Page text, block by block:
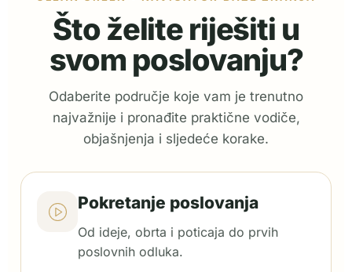
Što želite riješiti u
svom poslovanju?
Odaberite područje koje vam je trenutno
najvažnije i pronađite praktične vodiče,
objašnjenja i sljedeće korake.
Pokretanje poslovanja
Od ideje, obrta i poticaja do prvih
poslovnih odluka.